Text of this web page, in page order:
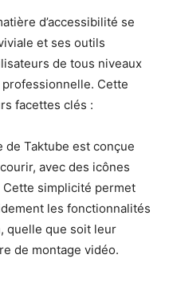
d’accessibilité se
et ses outils
de tous niveaux
Cette
facettes clés :
de Taktube est conçue
avec des icônes
simplicité permet
les fonctionnalités
quelle que soit leur
de montage vidéo.